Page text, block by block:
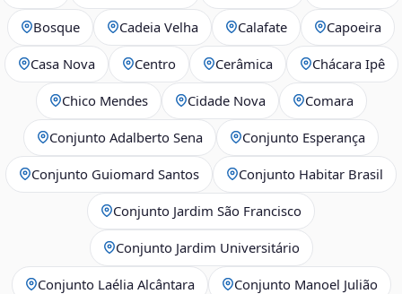
Bosque Cadeia Velha Calafate Capoeira
Casa Nova Centro Cerâmica Chácara Ipê
Chico Mendes Cidade Nova Comara
Conjunto Adalberto Sena Conjunto Esperança
Conjunto Guiomard Santos Conjunto Habitar Brasil
Conjunto Jardim São Francisco
Conjunto Jardim Universitário
Conjunto Laélia Alcântara Conjunto Manoel Julião